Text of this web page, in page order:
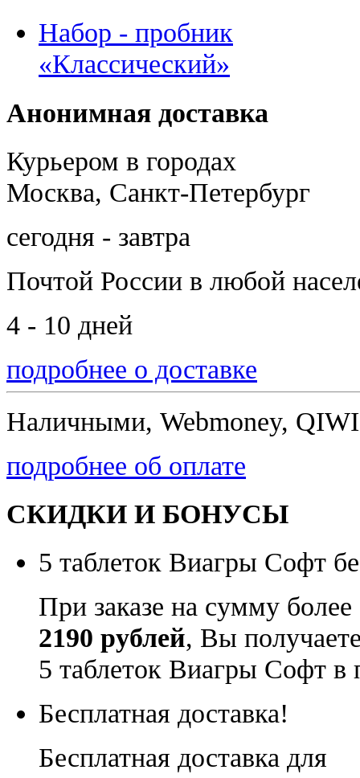
Набор - пробник
«Классический»
Анонимная доставка
Курьером в городах
Москва, Санкт-Петербург
сегодня - завтра
Почтой России в любой
4 - 10 дней
подробнее о доставке
Наличными, Webmoney,
подробнее об оплате
СКИДКИ И БОНУСЫ
5 таблеток Виагры Софт
При заказе на сумму более
2190 рублей, Вы
5 таблеток Виагры Софт в
Бесплатная доставка!
Бесплатная доставка для